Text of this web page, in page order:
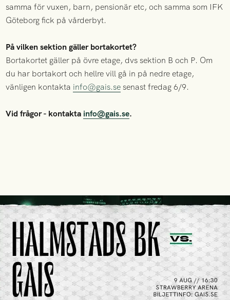
samma för vuxen, barn, pensionär etc, och samma som IFK
Göteborg fick på vårderbyt.
På vilken sektion gäller bortakortet?
Bortakortet gäller på övre etage, dvs sektion B och P. Om
du har bortakort och hellre vill gå in på nedre etage,
vänligen kontakta info@gais.se senast fredag 6/9.
Vid frågor - kontakta info@gais.se.